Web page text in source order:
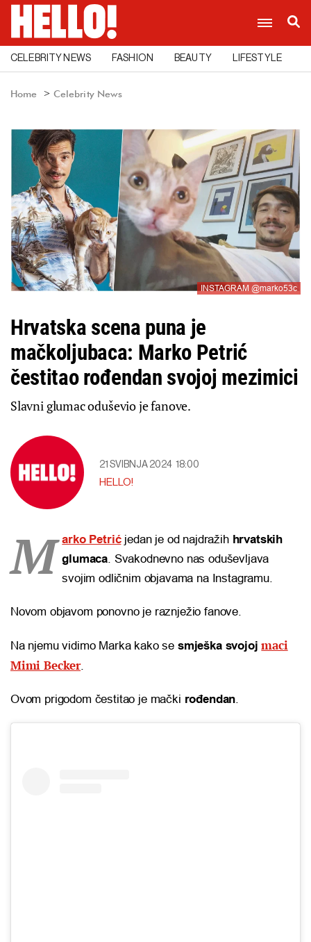
CELEBRITY NEWS FASHION BEAUTY LIFESTYLE
Home Celebrity News
INSTAGRAM @marko53c
Hrvatska scena puna je
mačkoljubaca: Marko Petrić
čestitao rođendan svojoj mezimici
Slavni glumac oduševio je fanove.
21 SVIBNJA 2024 18:00
HELLO!
M arko Petrićjedan je od najdražih hrvatskih
glumaca. Svakodnevno nas oduševljava
svojim odličnim objavama na Instagramu.
Novom objavom ponovno je raznježio fanove.
Na njemu vidimo Marka kako se smješka svojojmaci
Mimi Becker.
Ovom prigodom čestitao je mački rođendan.